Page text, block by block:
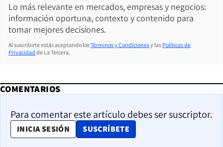
Lo más relevante en mercados, empresas y negocios:
información oportuna, contexto y contenido para
tomar mejores decisiones.
Al suscribirte estás aceptando losTérminos y Condicionesy las Políticas de
Privacidad de La Tercera.
COMENTARIOS
Para comentar este artículo debes ser suscriptor.
INICIA SESIÓN SUSCRÍBETE
OPENS IN NEW WINDOW